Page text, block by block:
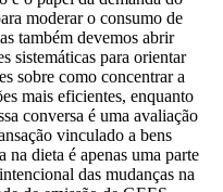
moderar o consumo de
também devemos abrir
sistemáticas para orientar
sobre como concentrar a
mais eficientes, enquanto
conversa é uma avaliação
vinculado a bens
na dieta é apenas uma parte
das mudanças na